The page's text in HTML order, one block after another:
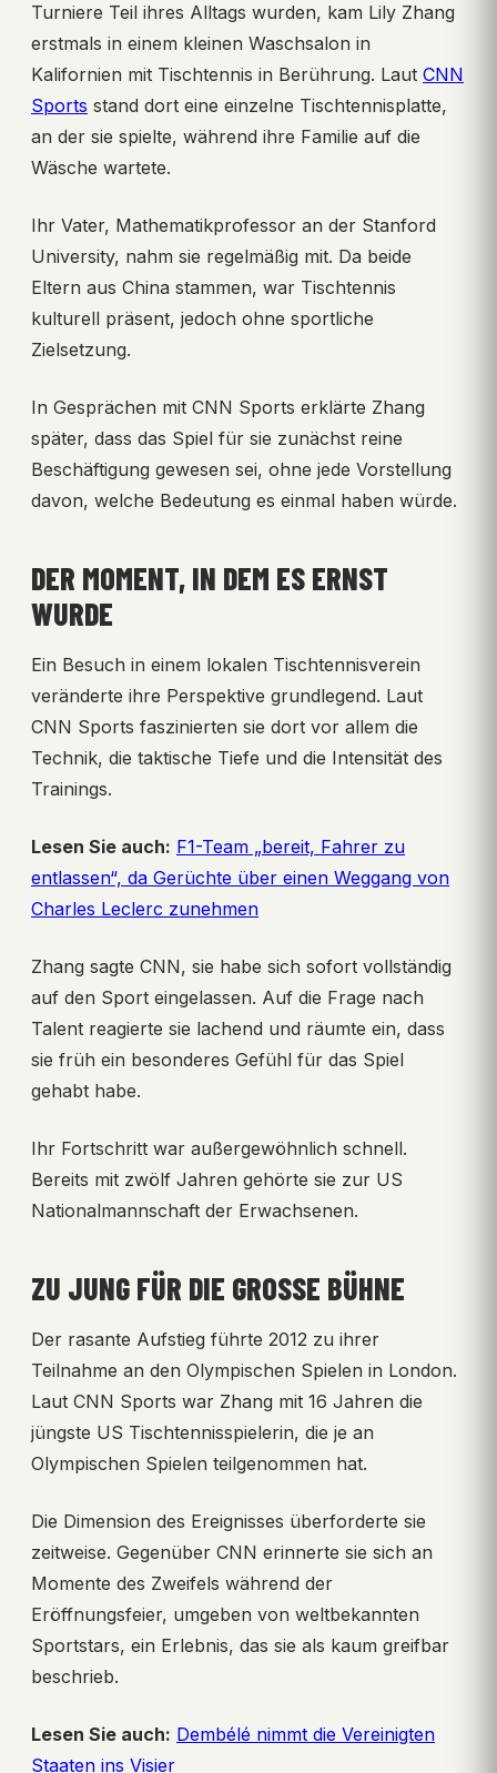
Turniere Teil ihres Alltags wurden, kam Lily Zhang
erstmals in einem kleinen Waschsalon in
Kalifornien mit Tischtennis in Berührung. Laut CNN
Sports stand dort eine einzelne Tischtennisplatte,
an der sie spielte, während ihre Familie auf die
Wäsche wartete.
Ihr Vater, Mathematikprofessor an der Stanford
University, nahm sie regelmäßig mit. Da beide
Eltern aus China stammen, war Tischtennis
kulturell präsent, jedoch ohne sportliche
Zielsetzung.
In Gesprächen mit CNN Sports erklärte Zhang
später, dass das Spiel für sie zunächst reine
Beschäftigung gewesen sei, ohne jede Vorstellung
davon, welche Bedeutung es einmal haben würde.
DER MOMENT, IN DEM ES ERNST
WURDE
Ein Besuch in einem lokalen Tischtennisverein
veränderte ihre Perspektive grundlegend. Laut
CNN Sports faszinierten sie dort vor allem die
Technik, die taktische Tiefe und die Intensität des
Trainings.
Lesen Sie auch: F1-Team „bereit, Fahrer zu
entlassen“, da Gerüchte über einen Weggang von
Charles Leclerc zunehmen
Zhang sagte CNN, sie habe sich sofort vollständig
auf den Sport eingelassen. Auf die Frage nach
Talent reagierte sie lachend und räumte ein, dass
sie früh ein besonderes Gefühl für das Spiel
gehabt habe.
Ihr Fortschritt war außergewöhnlich schnell.
Bereits mit zwölf Jahren gehörte sie zur US
Nationalmannschaft der Erwachsenen.
ZU JUNG FÜR DIE GROSSE BÜHNE
Der rasante Aufstieg führte 2012 zu ihrer
Teilnahme an den Olympischen Spielen in London.
Laut CNN Sports war Zhang mit 16 Jahren die
jüngste US Tischtennisspielerin, die je an
Olympischen Spielen teilgenommen hat.
Die Dimension des Ereignisses überforderte sie
zeitweise. Gegenüber CNN erinnerte sie sich an
Momente des Zweifels während der
Eröffnungsfeier, umgeben von weltbekannten
Sportstars, ein Erlebnis, das sie als kaum greifbar
beschrieb.
Lesen Sie auch: Dembélé nimmt die Vereinigten
Staaten ins Visier